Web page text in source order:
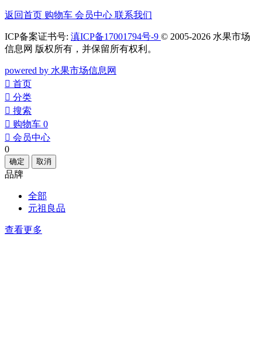
返回首页 购物车 会员中心 联系我们
ICP备案证书号: 滇ICP备17001794号-9 © 2005-2026 水果市场
信息网 版权所有，并保留所有权利。
powered by 水果市场信息网
󰀁 首页
󰀂 分类
󰀃 搜索
󰀄 购物车 0
󰀅 会员中心
0
确定 取消
品牌
全部
元祖良品
查看更多